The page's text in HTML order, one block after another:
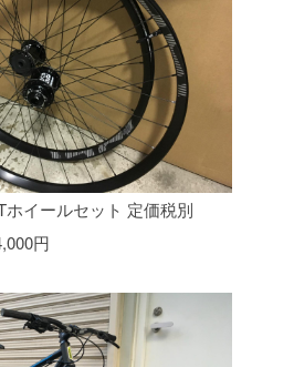
イールセット 定価税別
円